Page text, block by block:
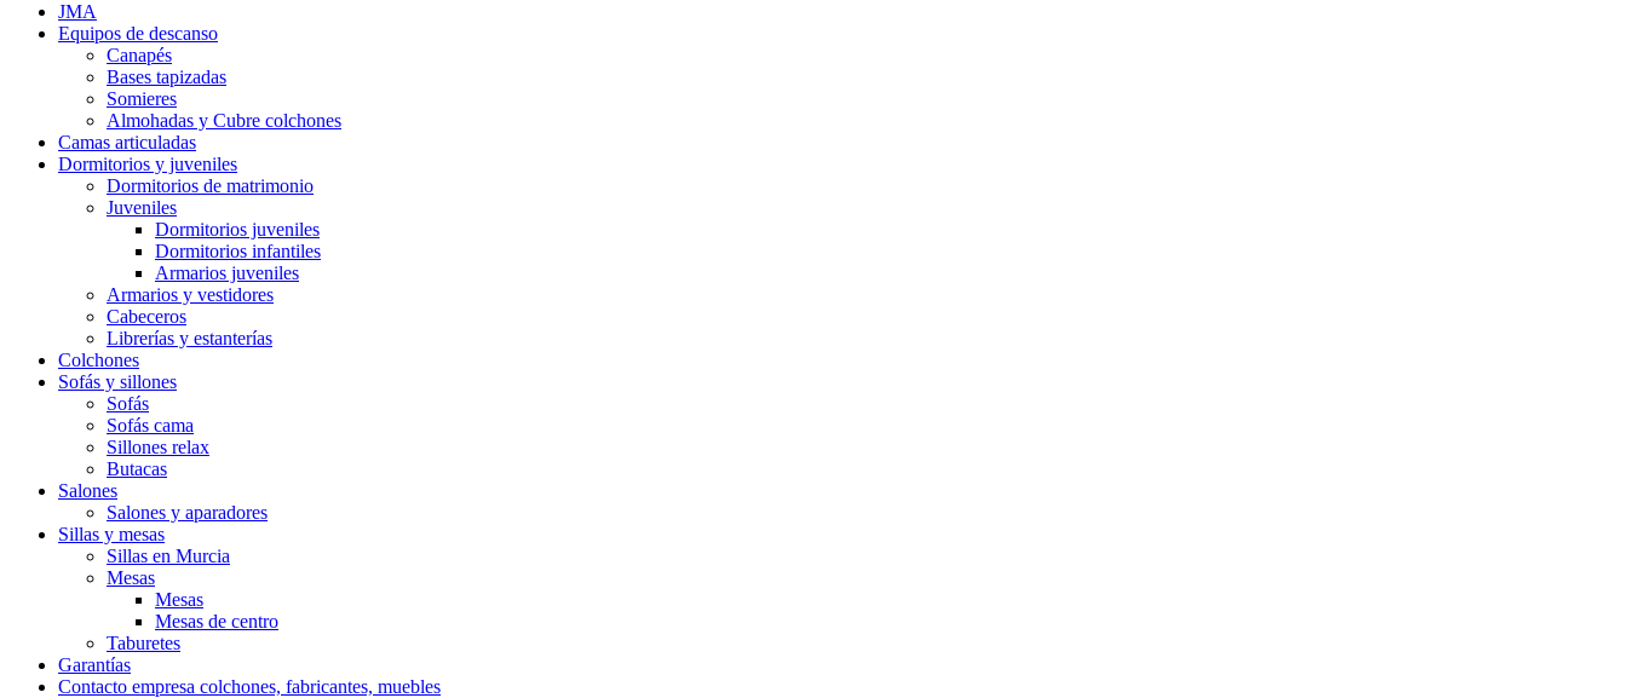
JMA
Equipos de descanso
Canapés
Bases tapizadas
Somieres
Almohadas y Cubre colchones
Camas articuladas
Dormitorios y juveniles
Dormitorios de matrimonio
Juveniles
Dormitorios juveniles
Dormitorios infantiles
Armarios juveniles
Armarios y vestidores
Cabeceros
Librerías y estanterías
Colchones
Sofás y sillones
Sofás
Sofás cama
Sillones relax
Butacas
Salones
Salones y aparadores
Sillas y mesas
Sillas en Murcia
Mesas
Mesas
Mesas de centro
Taburetes
Garantías
Contacto empresa colchones, fabricantes, muebles